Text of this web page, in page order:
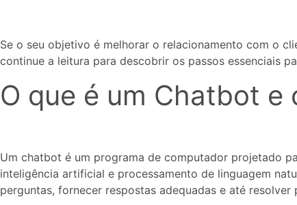
Se o seu objetivo é melhorar o relacionamento com o
continue a leitura para descobrir os passos essenciais
O que é um Chatbot e
Um chatbot é um programa de computador projetado
inteligência artificial e processamento de linguagem
perguntas, fornecer respostas adequadas e até